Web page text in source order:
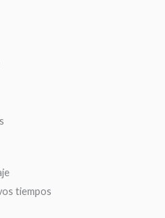
tiempos